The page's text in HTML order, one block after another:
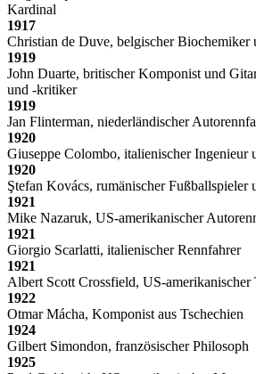
Kardinal
1917
Christian de Duve, belgischer Biochemiker
1919
John Duarte, britischer Komponist und
und -kritiker
1919
Jan Flinterman, niederländischer
1920
Giuseppe Colombo, italienischer Ingenieur
1920
Ştefan Kovács, rumänischer Fußballspieler
1921
Mike Nazaruk, US-amerikanischer
1921
Giorgio Scarlatti, italienischer Rennfahrer
1921
Albert Scott Crossfield, US-amerikanischer
1922
Otmar Mácha, Komponist aus Tschechien
1924
Gilbert Simondon, französischer Philosoph
1925